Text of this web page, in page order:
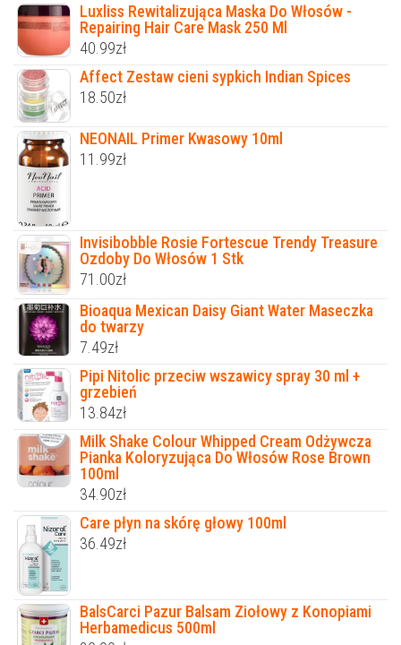
Luxliss Rewitalizująca Maska ​​Do Włosów -
Repairing Hair Care Mask 250 Ml
40.99zł
Affect Zestaw cieni sypkich Indian Spices
18.50zł
NEONAIL Primer Kwasowy 10ml
11.99zł
Invisibobble Rosie Fortescue Trendy Treasure
Ozdoby Do Włosów 1 Stk
71.00zł
Bioaqua Mexican Daisy Giant Water Maseczka
do twarzy
7.49zł
Pipi Nitolic przeciw wszawicy spray 30 ml +
grzebień
13.84zł
Milk Shake Colour Whipped Cream Odżywcza
Pianka Koloryzująca Do Włosów Rose Brown
100ml
34.90zł
Care płyn na skórę głowy 100ml
36.49zł
BalsCarci Pazur Balsam Ziołowy z Konopiami
Herbamedicus 500ml